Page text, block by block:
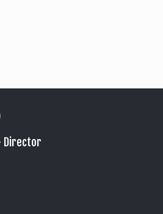
Director